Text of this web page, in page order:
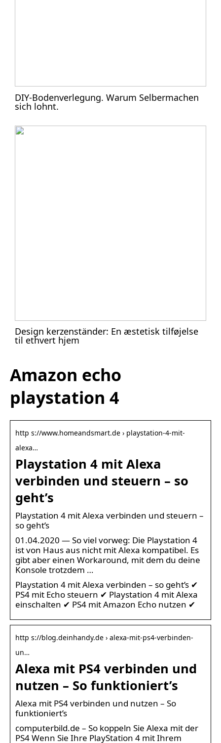
DIY-Bodenverlegung. Warum Selbermachen
sich lohnt.
Design kerzenständer: En æstetisk tilføjelse
til ethvert hjem
Amazon echo
playstation 4
http s://www.homeandsmart.de › playstation-4-mit-
alexa…
Playstation 4 mit Alexa
verbinden und steuern – so
geht’s
Playstation 4 mit Alexa verbinden und steuern –
so geht’s
01.04.2020 — So viel vorweg: Die Playstation 4
ist von Haus aus nicht mit Alexa kompatibel. Es
gibt aber einen Workaround, mit dem du deine
Konsole trotzdem …
Playstation 4 mit Alexa verbinden – so geht’s ✔
PS4 mit Echo steuern ✔ Playstation 4 mit Alexa
einschalten ✔ PS4 mit Amazon Echo nutzen ✔
http s://blog.deinhandy.de › alexa-mit-ps4-verbinden-
un…
Alexa mit PS4 verbinden und
nutzen – So funktioniert’s
Alexa mit PS4 verbinden und nutzen – So
funktioniert’s
computerbild.de – So koppeln Sie Alexa mit der
PS4 Wenn Sie Ihre PlayStation 4 mit Ihrem